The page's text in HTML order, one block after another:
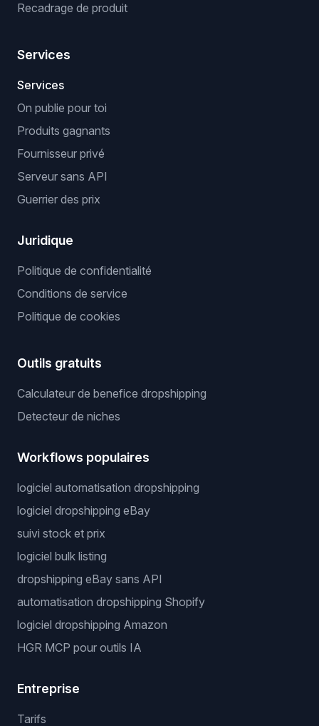
Recadrage de produit
Services
Services
On publie pour toi
Produits gagnants
Fournisseur privé
Serveur sans API
Guerrier des prix
Juridique
Politique de confidentialité
Conditions de service
Politique de cookies
Outils gratuits
Calculateur de benefice dropshipping
Detecteur de niches
Workflows populaires
logiciel automatisation dropshipping
logiciel dropshipping eBay
suivi stock et prix
logiciel bulk listing
dropshipping eBay sans API
automatisation dropshipping Shopify
logiciel dropshipping Amazon
HGR MCP pour outils IA
Entreprise
Tarifs